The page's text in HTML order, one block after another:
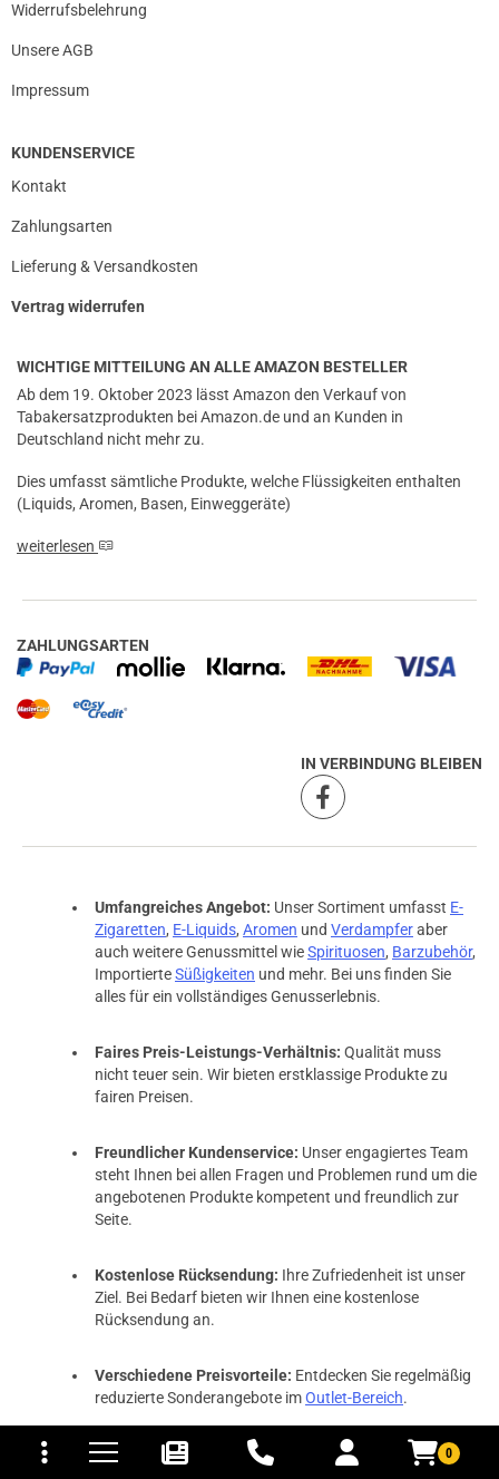
0
und Versandkosten
Widerrufsbelehrung
Unsere AGB
Impressum
KUNDENSERVICE
Kontakt
Zahlungsarten
Lieferung & Versandkosten
Vertrag widerrufen
WICHTIGE MITTEILUNG AN ALLE AMAZON BESTELLER
Ab dem 19. Oktober 2023 lässt Amazon den Verkauf von
Tabakersatzprodukten bei Amazon.de und an Kunden in
Deutschland nicht mehr zu.
Dies umfasst sämtliche Produkte, welche Flüssigkeiten enthalten
(Liquids, Aromen, Basen, Einweggeräte)
weiterlesen
ZAHLUNGSARTEN
IN VERBINDUNG BLEIBEN
Umfangreiches Angebot: Unser Sortiment umfasst E-
Zigaretten, E-Liquids, Aromen und Verdampferaber
auch weitere Genussmittel wieSpirituosen, Barzubehör,
ImportierteSüßigkeiten und mehr. Bei uns finden Sie
alles für ein vollständiges Genusserlebnis.
Faires Preis-Leistungs-Verhältnis: Qualität muss
nicht teuer sein. Wir bieten erstklassige Produkte zu
fairen Preisen.
Freundlicher Kundenservice: Unser engagiertes Team
steht Ihnen bei allen Fragen und Problemen rund um die
angebotenen Produkte kompetent und freundlich zur
Seite.
Kostenlose Rücksendung: Ihre Zufriedenheit ist unser
Ziel. Bei Bedarf bieten wir Ihnen eine kostenlose
Rücksendung an.
Verschiedene Preisvorteile: Entdecken Sie regelmäßig
reduzierte Sonderangebote imOutlet-Bereich.
Kostenloser Versand ab 34,99 Euro:Ab einem